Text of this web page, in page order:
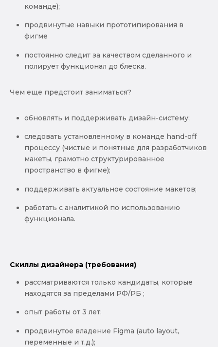
команде);
продвинутые навыки прототипирования в
фигме
постоянно следит за качеством сделанного и
полирует функционал до блеска.
Чем еще предстоит заниматься?
обновлять и поддерживать дизайн-систему;
следовать установленному в команде hand-off
процессу (чистые и понятные для разработчиков
макеты, грамотно структурированное
пространство в фигме);
поддерживать актуальное состояние макетов;
работать с аналитикой по использованию
функционала.
Скиллы дизайнера (требования)
рассматриваются только кандидаты, которые
находятся за пределами РФ/РБ ;
опыт работы от 3 лет;
продвинутое владение Figma (auto layout,
переменные и т.д.);